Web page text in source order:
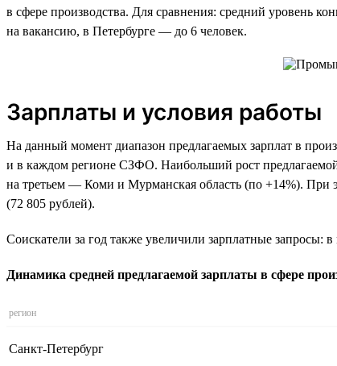
в сфере производства. Для сравнения: средний уровень
на вакансию, в Петербурге — до 6 человек.
Зарплаты и условия работы
На данный момент диапазон предлагаемых зарплат в
и в каждом регионе СЗФО. Наибольший рост
на третьем — Коми и Мурманская область (по +14%). При
(72 805 рублей).
Соискатели за год также увеличили зарплатные запросы:
Динамика средней предлагаемой зарплаты в сфере
регион
Санкт-Петербург